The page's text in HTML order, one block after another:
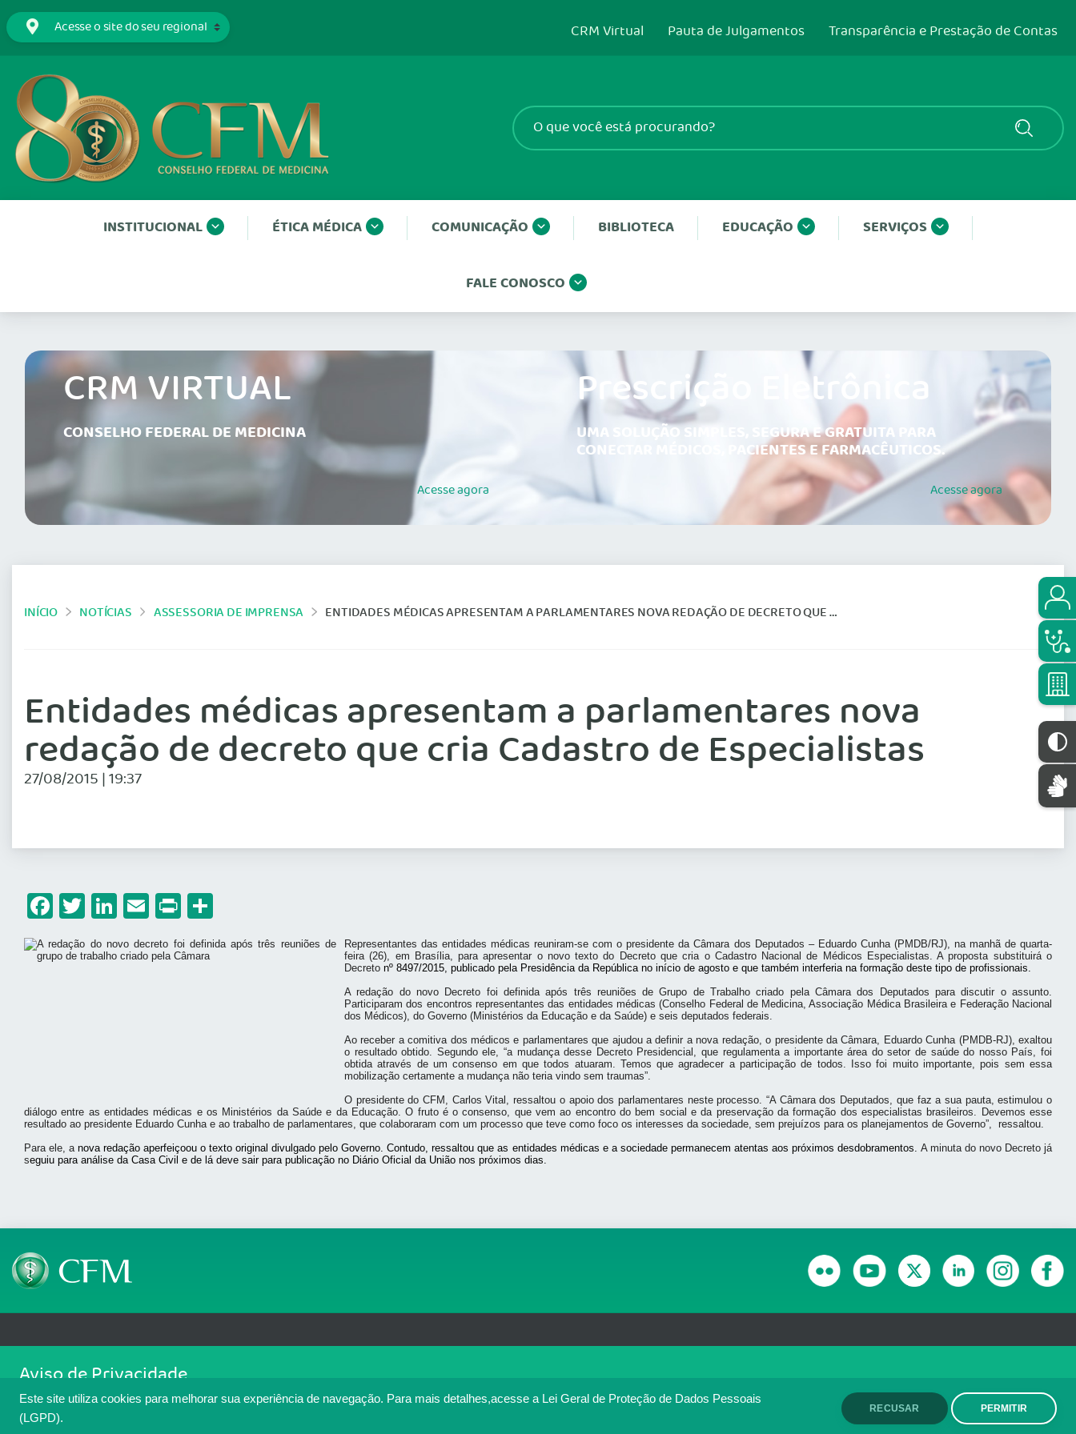
Este site utiliza cookies para melhorar sua experiência de navegação. Para mais detalhes,acesse a Lei Geral de Proteção de Dados Pessoais
(LGPD).
RECUSAR PERMITIR
CRM Virtual Pauta de Julgamentos Transparência e Prestação de Contas
INSTITUCIONAL ÉTICA MÉDICA COMUNICAÇÃO BIBLIOTECA EDUCAÇÃO SERVIÇOS
FALE CONOSCO
CRM VIRTUAL
CONSELHO FEDERAL DE MEDICINA
Acesseagora
Prescrição Eletrônica
UMA SOLUÇÃO SIMPLES, SEGURA E GRATUITA PARA
CONECTAR MÉDICOS, PACIENTES E FARMACÊUTICOS.
Acesseagora
INÍCIO NOTÍCIAS ASSESSORIA DE IMPRENSA ENTIDADES MÉDICAS APRESENTAM A PARLAMENTARES NOVA REDAÇÃO DE DECRETO QUE CRIA CADASTRO DE ESPECIALISTAS
Entidades médicas apresentam a parlamentares nova
redação de decreto que cria Cadastro de Especialistas
27/08/2015 | 19:37
Facebook
Twitter
LinkedIn
Email
Print
Representantes das entidades médicas reuniram-se com o presidente da Câmara dos Deputados – Eduardo Cunha (PMDB/RJ), na manhã de quarta-
feira (26), em Brasília, para apresentar o novo texto do Decreto que cria o Cadastro Nacional de Médicos Especialistas. A proposta substituirá o
Decreto nº 8497/2015, publicado pela Presidência da República no início de agosto e que também interferia na formação deste tipo de profissionais.
A redação do novo Decreto foi definida após três reuniões de Grupo de Trabalho criado pela Câmara dos Deputados para discutir o assunto.
Participaram dos encontros representantes das entidades médicas (Conselho Federal de Medicina, Associação Médica Brasileira e Federação Nacional
dos Médicos), do Governo (Ministérios da Educação e da Saúde) e seis deputados federais.
Ao receber a comitiva dos médicos e parlamentares que ajudou a definir a nova redação, o presidente da Câmara, Eduardo Cunha (PMDB-RJ), exaltou
o resultado obtido. Segundo ele, “a mudança desse Decreto Presidencial, que regulamenta a importante área do setor de saúde do nosso País, foi
obtida através de um consenso em que todos atuaram. Temos que agradecer a participação de todos. Isso foi muito importante, pois sem essa
mobilização certamente a mudança não teria vindo sem traumas”.
O presidente do CFM, Carlos Vital, ressaltou o apoio dos parlamentares neste processo. “A Câmara dos Deputados, que faz a sua pauta, estimulou o
diálogo entre as entidades médicas e os Ministérios da Saúde e da Educação. O fruto é o consenso, que vem ao encontro do bem social e da preservação da formação dos especialistas brasileiros. Devemos esse
resultado ao presidente Eduardo Cunha e ao trabalho de parlamentares, que colaboraram com um processo que teve como foco os interesses da sociedade, sem prejuízos para os planejamentos de Governo”, ressaltou.
Para ele, anova redação aperfeiçoou o texto original divulgado pelo Governo. Contudo, ressaltou que as entidades médicas e a sociedade permanecem atentas aos próximos desdobramentos. A minuta do novo Decreto já
seguiu para análise da Casa Civil e de lá deve sair para publicação no Diário Oficial da União nos próximos dias.
SGAS 616, Conjunto D, Lote 115, L2 Sul, Brasília/DF - CEP: 70200-760 - CNPJ: 33.583.550/0001-30
Copyright 2026 CFM. Todos os direitos reservados.
Aviso de Privacidade
Nós usamos cookies para melhorar sua experiência de navegação no portal. Ao utilizar o Portal Médico, você concorda com a política de monitoramento de
cookies. Para ter mais informações sobre como isso é feito, acesse
. Se você concorda, clique em ACEITO. ACEITO